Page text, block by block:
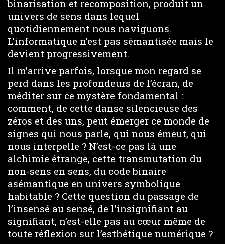
binarisation et recomposition, produit un
univers de sens dans lequel
quotidiennement nous naviguons.
L’informatique n’est pas sémantisée mais le
devient progressivement.
Il m’arrive parfois, lorsque mon regard se
perd dans les profondeurs de l’écran, de
méditer sur ce mystère fondamental :
comment, de cette danse silencieuse des
zéros et des uns, peut émerger ce monde de
signes qui nous parle, qui nous émeut, qui
nous interpelle ? N’est-ce pas là une
alchimie étrange, cette transmutation du
non-sens en sens, du code binaire
asémantique en univers symbolique
habitable ? Cette question du passage de
l’insensé au sensé, de l’insignifiant au
signifiant, n’est-elle pas au cœur même de
toute réflexion sur l’esthétique numérique ?